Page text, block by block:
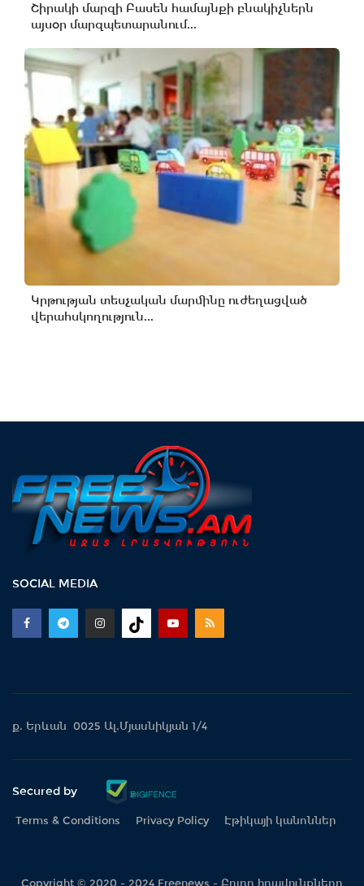
Շիրակի մարզի Բասեն համայնքի բնակիչներն
այսօր մարզպետարանում...
Կրթության տեսչական մարմինը ուժեղացված
վերահսկողություն...
SOCIAL MEDIA
ք. Երևան 0025 Ալ.Մյասնիկյան 1/4
Secured by
Terms & Conditions Privacy Policy Էթիկայի կանոններ